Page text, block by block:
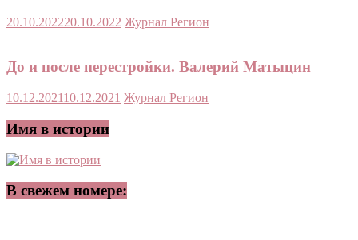
20.10.202220.10.2022 Журнал Регион
До и после перестройки. Валерий Матыцин
10.12.202110.12.2021 Журнал Регион
Имя в истории
В свежем номере: